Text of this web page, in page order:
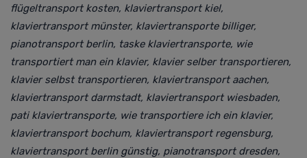
flügeltransport kosten, klaviertransport kiel,
klaviertransport münster, klaviertransporte billiger,
pianotransport berlin, taske klaviertransporte, wie
transportiert man ein klavier, klavier selber transportieren,
klavier selbst transportieren, klaviertransport aachen,
klaviertransport darmstadt, klaviertransport wiesbaden,
pati klaviertransporte, wie transportiere ich ein klavier,
klaviertransport bochum, klaviertransport regensburg,
klaviertransport berlin günstig, pianotransport dresden,